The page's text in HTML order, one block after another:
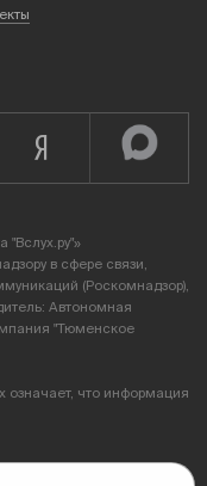
"Вслух.ру"»
в сфере связи,
(Роскомнадзор),
Автономная
"Тюменское
означает, что информация